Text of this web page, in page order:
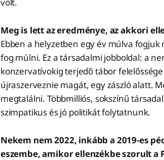
Meg is lett az eredménye, az akkori
Ebben a helyzetben egy év múlva
fog múlni. Ez a társadalmi jobboldal: a
konzervatívokig terjedő tábor
újraszerveznie magát, egy zászló alatt.
megtalálni. Többmilliós, sokszínű
szimpatikus és jó politikát folytatnunk.
Nekem nem 2022, inkább a 2019-es
eszembe, amikor ellenzékbe szorult a